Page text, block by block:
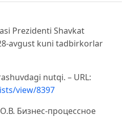
Prezidenti Shavkat
avgust kuni tadbirkorlar
nutqi. – URL:
view/8397
Бизнес-процессное